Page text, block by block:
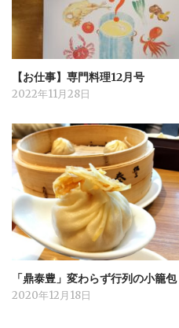
【お仕事】専門料理12月号
2022年11月28日
「鼎泰豊」変わらず行列の小籠包
2020年12月18日